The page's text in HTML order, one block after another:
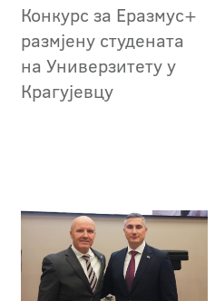
Конкурс за Еразмус+
размјену студената
на Универзитету у
Крагујевцу